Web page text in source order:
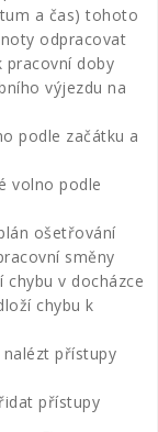
a čas) tohoto
odpracovat
pracovní doby
výjezdu na
podle začátku a
volno podle
ošetřování
směny
v docházce
chybu k
přístupy
přístupy